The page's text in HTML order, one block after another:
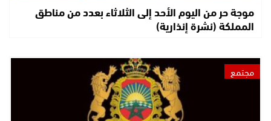
موجة حر من اليوم الأحد إلى الثلاثاء بعدد من مناطق
المملكة (نشرة إنذارية)
مجتمع